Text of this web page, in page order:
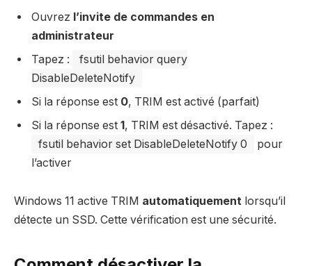
Ouvrez l’invite de commandes en
administrateur
Tapez :
fsutil behavior query
DisableDeleteNotify
Si la réponse est 0, TRIM est activé (parfait)
Si la réponse est 1, TRIM est désactivé. Tapez :
fsutil behavior set DisableDeleteNotify 0
pour
l’activer
Windows 11 active TRIM automatiquement lorsqu’il
détecte un SSD. Cette vérification est une sécurité.